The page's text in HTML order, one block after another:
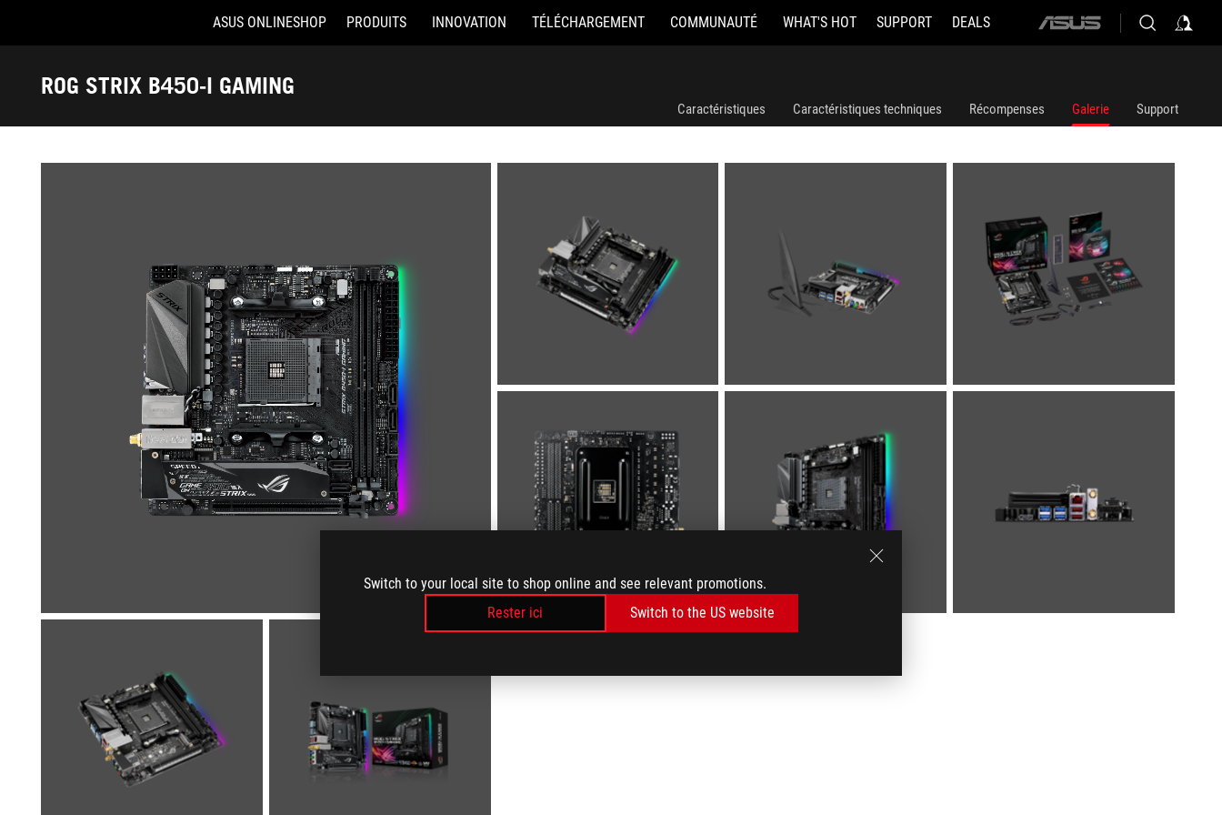
Switch to your local site to shop online and see relevant promotions.
Rester ici
Switch to the US website
Accessibility links
ASUS ONLINESHOP PRODUITS INNOVATION TÉLÉCHARGEMENT COMMUNAUTÉ WHAT'S HOT SUPPORT DEALS
ASUS
ROG STRIX B450-I GAMING
Galerie
Caractéristiques Caractéristiques techniques Récompenses Galerie Support